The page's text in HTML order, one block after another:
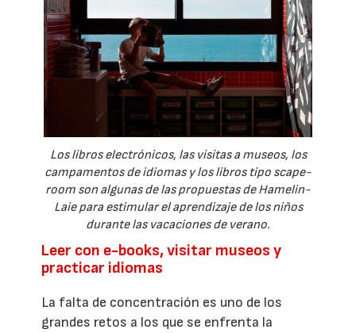
Los libros electrónicos, las visitas a museos, los
campamentos de idiomas y los libros tipo scape-
room son algunas de las propuestas de Hamelin-
Laie para estimular el aprendizaje de los niños
durante las vacaciones de verano.
Leer con e-books, visitar museos y
practicar idiomas
La falta de concentración es uno de los
grandes retos a los que se enfrenta la